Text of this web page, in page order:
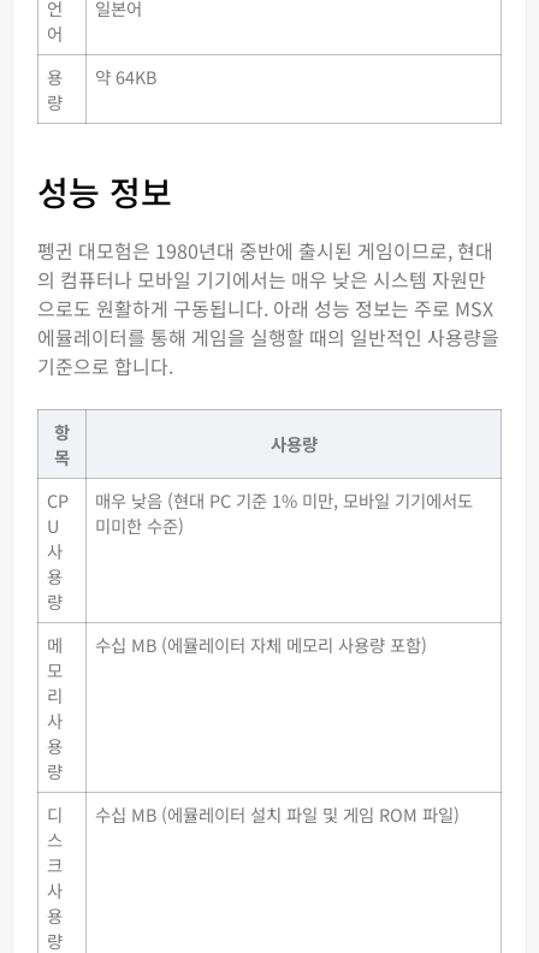
언
어
일본어
용
량
약 64KB
성능 정보
펭귄 대모험은 1980년대 중반에 출시된 게임이므로, 현대
의 컴퓨터나 모바일 기기에서는 매우 낮은 시스템 자원만
으로도 원활하게 구동됩니다. 아래 성능 정보는 주로 MSX
에뮬레이터를 통해 게임을 실행할 때의 일반적인 사용량을
기준으로 합니다.
항
목
사용량
CP
U
사
용
량
매우 낮음 (현대 PC 기준 1% 미만, 모바일 기기에서도
미미한 수준)
메
모
리
사
용
량
수십 MB (에뮬레이터 자체 메모리 사용량 포함)
디
스
크
사
용
량
수십 MB (에뮬레이터 설치 파일 및 게임 ROM 파일)